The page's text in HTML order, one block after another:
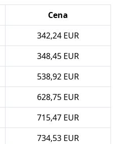
Cena
342,24 EUR
348,45 EUR
538,92 EUR
628,75 EUR
715,47 EUR
734,53 EUR